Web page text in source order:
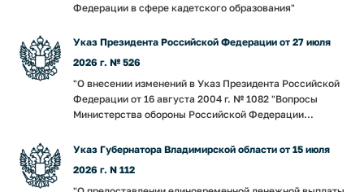
Федерации в сфере кадетского образования"
Указ Президента Российской Федерации от 27 июля
2026 г. № 526
"О внесении изменений в Указ Президента Российской
Федерации от 16 августа 2004 г. № 1082 "Вопросы
Министерства обороны Российской Федерации...
Указ Губернатора Владимирской области от 15 июля
2026 г. N 112